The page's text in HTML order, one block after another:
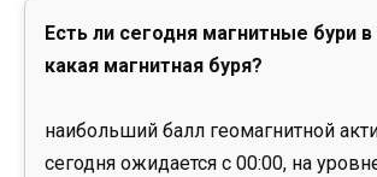
Есть ли сегодня магнитные бури
какая магнитная буря?
наибольший балл геомагнитной
сегодня ожидается с 00:00, на